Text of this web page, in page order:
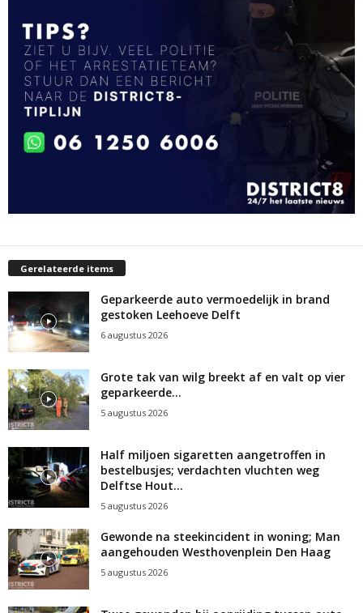
Gerelateerde items
Geparkeerde auto vermoedelijk in brand
gestoken Leehoeve Delft
6 augustus 2026
Grote tak van wilg breekt af en valt op vier
geparkeerde...
5 augustus 2026
Half miljoen sigaretten aangetroffen in
bestelbusjes; verdachten vluchten weg
Delftse Hout...
5 augustus 2026
Gewonde na steekincident in woning; Man
aangehouden Westhovenplein Den Haag
5 augustus 2026